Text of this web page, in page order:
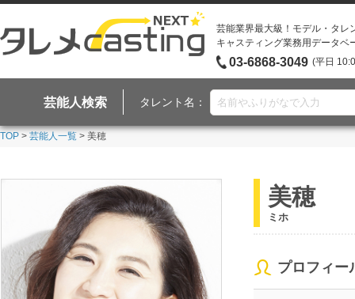
芸能業界最大級！モデル・タレ
キャスティング業務用データベ
03-6868-3049 (平日
芸能人検索 タレント名：
TOP > 芸能人一覧 > 美穂
美穂
ミホ
プロフィー